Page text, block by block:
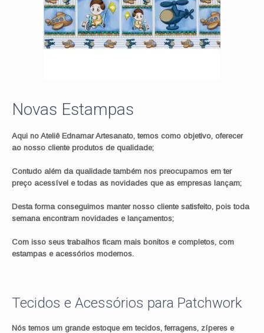
Novas Estampas
Aqui no Ateliê Ednamar Artesanato, temos como objetivo, oferecer
ao nosso cliente produtos de qualidade;
Contudo além da qualidade também nos preocupamos em ter
preço acessível e todas as novidades que as empresas lançam;
Desta forma conseguimos manter nosso cliente satisfeito, pois toda
semana encontram novidades e lançamentos;
Com isso seus trabalhos ficam mais bonitos e completos, com
estampas e acessórios modernos.
Tecidos e Acessórios para Patchwork
Nós temos um grande estoque em tecidos, ferragens, zíperes e